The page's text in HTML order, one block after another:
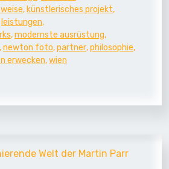
, künstlerisches projekt,
leistungen,
,modernste ausrüstung,
,newton foto,partner,philosophie,
erwecken,wien
Welt der Martin Parr